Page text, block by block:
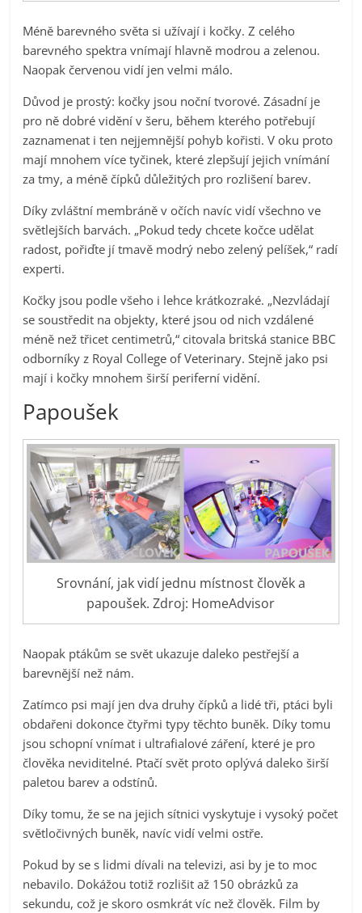
Méně barevného světa si užívají i kočky. Z celého
barevného spektra vnímají hlavně modrou a zelenou.
Naopak červenou vidí jen velmi málo.
Důvod je prostý: kočky jsou noční tvorové. Zásadní je
pro ně dobré vidění v šeru, během kterého potřebují
zaznamenat i ten nejjemnější pohyb kořisti. V oku proto
mají mnohem více tyčinek, které zlepšují jejich vnímání
za tmy, a méně čípků důležitých pro rozlišení barev.
Díky zvláštní membráně v očích navíc vidí všechno ve
světlejších barvách. „Pokud tedy chcete kočce udělat
radost, pořiďte jí tmavě modrý nebo zelený pelíšek,“ radí
experti.
Kočky jsou podle všeho i lehce krátkozraké. „Nezvládají
se soustředit na objekty, které jsou od nich vzdálené
méně než třicet centimetrů,“ citovala britská stanice BBC
odborníky z Royal College of Veterinary. Stejně jako psi
mají i kočky mnohem širší periferní vidění.
Papoušek
Srovnání, jak vidí jednu místnost člověk a
papoušek. Zdroj: HomeAdvisor
Naopak ptákům se svět ukazuje daleko pestřejší a
barevnější než nám.
Zatímco psi mají jen dva druhy čípků a lidé tři, ptáci byli
obdařeni dokonce čtyřmi typy těchto buněk. Díky tomu
jsou schopní vnímat i ultrafialové záření, které je pro
člověka neviditelné. Ptačí svět proto oplývá daleko širší
paletou barev a odstínů.
Díky tomu, že se na jejich sítnici vyskytuje i vysoký počet
světločivných buněk, navíc vidí velmi ostře.
Pokud by se s lidmi dívali na televizi, asi by je to moc
nebavilo. Dokážou totiž rozlišit až 150 obrázků za
sekundu, což je skoro osmkrát víc než člověk. Film by